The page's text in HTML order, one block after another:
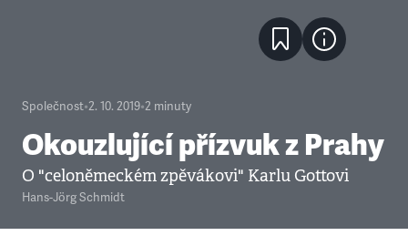
Společnost•2. 10. 2019•2 minuty
Okouzlující přízvuk z Prahy
O "celoněmeckém zpěvákovi" Karlu Gottovi
Hans-Jörg Schmidt